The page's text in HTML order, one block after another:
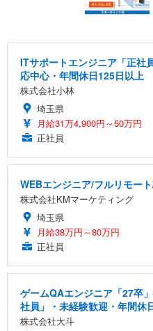
ITサポートエンジニア「正社
応中心・年間休日125日以上
株式会社小林
埼玉県
月給31万4,900円～50万円
正社員
WEBエンジニア/フルリモー
株式会社KMマーケティング
埼玉県
月給38万円～80万円
正社員
ゲームQAエンジニア「27卒
社員」・未経験歓迎・年間休
株式会社大斗